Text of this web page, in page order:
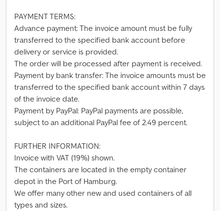
PAYMENT TERMS:
Advance payment: The invoice amount must be fully
transferred to the specified bank account before
delivery or service is provided.
The order will be processed after payment is received.
Payment by bank transfer: The invoice amounts must be
transferred to the specified bank account within 7 days
of the invoice date.
Payment by PayPal: PayPal payments are possible,
subject to an additional PayPal fee of 2.49 percent.
FURTHER INFORMATION:
Invoice with VAT (19%) shown.
The containers are located in the empty container
depot in the Port of Hamburg.
We offer many other new and used containers of all
types and sizes.